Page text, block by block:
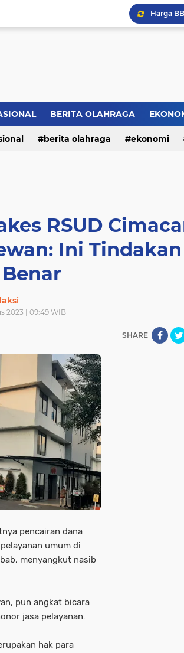
BERITA OLAHRAGA
berita olahraga ekonomi
RSUD
Ini Tindakan
2023 | 09:49 WIB
SHARE
pencairan dana
umum di
menyangkut nasib
pun angkat bicara
jasa pelayanan.
hak para